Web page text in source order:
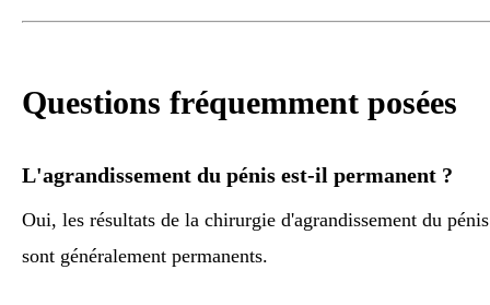
Questions fréquemment posées
L'agrandissement du pénis est-il permanent ?
Oui, les résultats de la chirurgie d'agrandissement du pénis
sont généralement permanents.